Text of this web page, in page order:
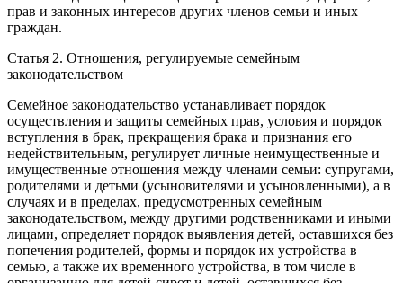
прав и законных интересов других членов семьи и иных
граждан.
Статья 2. Отношения, регулируемые семейным
законодательством
Семейное законодательство устанавливает порядок
осуществления и защиты семейных прав, условия и порядок
вступления в брак, прекращения брака и признания его
недействительным, регулирует личные неимущественные и
имущественные отношения между членами семьи: супругами,
родителями и детьми (усыновителями и усыновленными), а в
случаях и в пределах, предусмотренных семейным
законодательством, между другими родственниками и иными
лицами, определяет порядок выявления детей, оставшихся без
попечения родителей, формы и порядок их устройства в
семью, а также их временного устройства, в том числе в